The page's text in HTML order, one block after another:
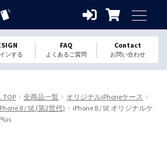
ンする
FAQ
よくあるご質問
Contact
お問い合わせ
TOP 全商品一覧
オリジナルiPhoneケース
8 / SE (第2世代)
iPhone 8 / SE オリジナルケ